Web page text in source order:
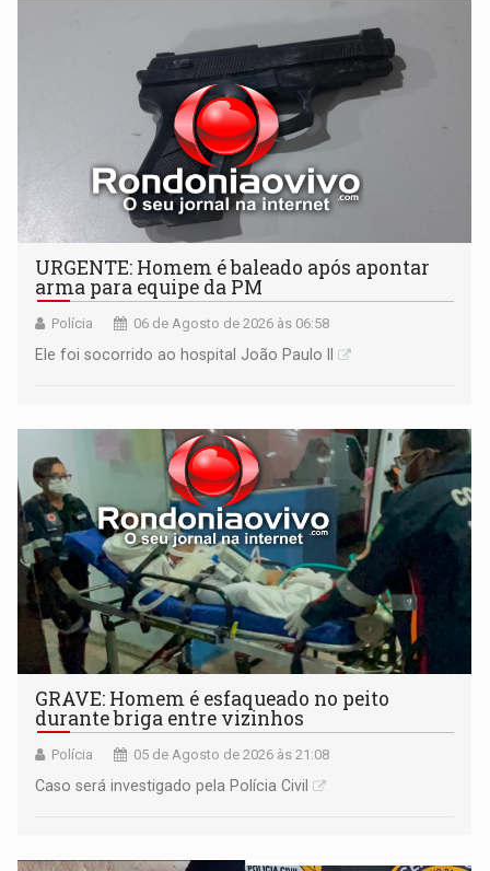
URGENTE: Homem é baleado após apontar
arma para equipe da PM
Polícia 06 de Agosto de 2026 às 06:58
Ele foi socorrido ao hospital João Paulo II
GRAVE: Homem é esfaqueado no peito
durante briga entre vizinhos
Polícia 05 de Agosto de 2026 às 21:08
Caso será investigado pela Polícia Civil